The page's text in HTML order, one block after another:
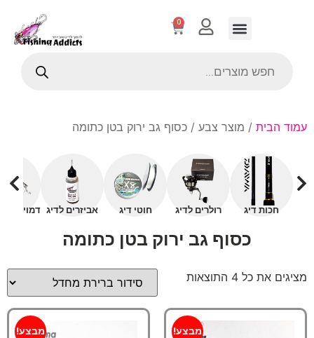
0
עמוד הבית / מוצר צבע / כסוף גב ירוק בטן כתומה
חכות דיג רולרים לדיג חוטי דיג אביזרים לדיג דמויים
כסוף גב ירוק בטן כתומה
מציגים את כל ⁦4⁩ התוצאות
מבצע! מבצע!